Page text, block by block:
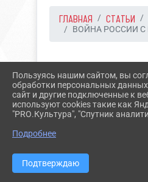
ГЛАВНАЯ СТАТЬИ
ВОЙНА РОССИИ
ВОЙНА
Пользуясь нашим сайтом, вы
обработки персональных
сайт и другие подключенные к
используют cookies такие как
"PRO.Культура", "Спутник
Подробнее
Подтверждаю